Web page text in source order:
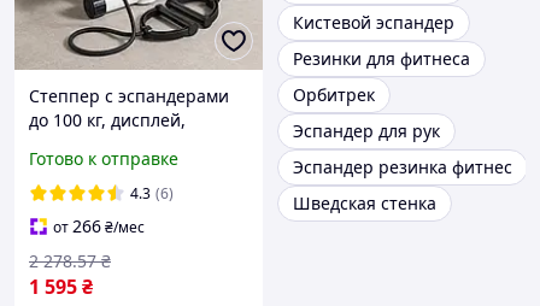
Степпер с эспандерами
до 100 кг, дисплей,
Черный / Мини степпер /
Степпер для похудения /
Тренажер степпер
Готово к отправке
4.3 (6)
от266₴/мес
1 595₴
2 278.57 ₴
Кистевой эспандер
Резинки для фитнеса
Орбитрек
Эспандер для рук
Эспандер резинка фитнес
Шведская стенка